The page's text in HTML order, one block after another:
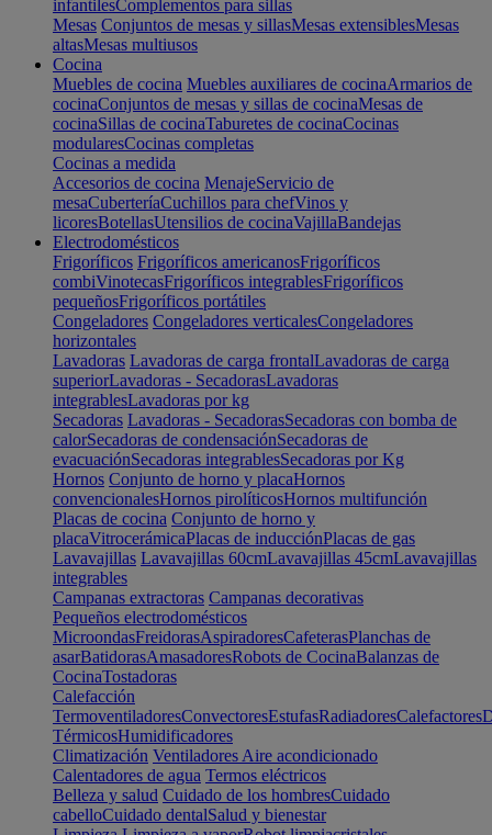
infantilesComplementos para sillas
Mesas Conjuntos de mesas y sillasMesas extensiblesMesas
altasMesas multiusos
Cocina
Muebles de cocina Muebles auxiliares de cocinaArmarios de
cocinaConjuntos de mesas y sillas de cocinaMesas de
cocinaSillas de cocinaTaburetes de cocinaCocinas
modularesCocinas completas
Cocinas a medida
Accesorios de cocina MenajeServicio de
mesaCuberteríaCuchillos para chefVinos y
licoresBotellasUtensilios de cocinaVajillaBandejas
Electrodomésticos
Frigoríficos Frigoríficos americanosFrigoríficos
combiVinotecasFrigoríficos integrablesFrigoríficos
pequeñosFrigoríficos portátiles
Congeladores Congeladores verticalesCongeladores
horizontales
Lavadoras Lavadoras de carga frontalLavadoras de carga
superiorLavadoras - SecadorasLavadoras
integrablesLavadoras por kg
Secadoras Lavadoras - SecadorasSecadoras con bomba de
calorSecadoras de condensaciónSecadoras de
evacuaciónSecadoras integrablesSecadoras por Kg
Hornos Conjunto de horno y placaHornos
convencionalesHornos pirolíticosHornos multifunción
Placas de cocina Conjunto de horno y
placaVitrocerámicaPlacas de inducciónPlacas de gas
Lavavajillas Lavavajillas 60cmLavavajillas 45cmLavavajillas
integrables
Campanas extractoras Campanas decorativas
Pequeños electrodomésticos
MicroondasFreidorasAspiradoresCafeterasPlanchas de
asarBatidorasAmasadoresRobots de CocinaBalanzas de
CocinaTostadoras
Calefacción
TermoventiladoresConvectoresEstufasRadiadoresCalefactores
TérmicosHumidificadores
Climatización Ventiladores Aire acondicionado
Calentadores de agua Termos eléctricos
Belleza y salud Cuidado de los hombresCuidado
cabelloCuidado dentalSalud y bienestar